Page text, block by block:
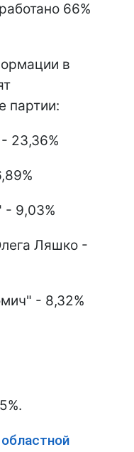
66%
в
партии:
23,36%
- 9,03%
Ляшко -
- 8,32%